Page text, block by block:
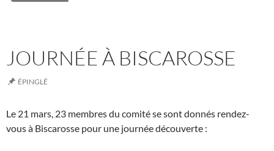
JOURNÉE À BISCAROSSE
ÉPINGLÉ
Le 21 mars, 23 membres du comité se sont donnés rendez-
vous à Biscarosse pour une journée découverte :